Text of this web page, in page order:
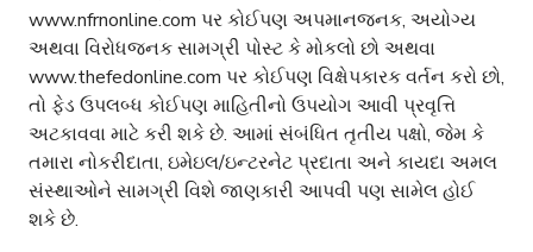
www.nfrnonline.com પર કોઈપણ અપમાનજનક, અયોગ્ય
અથવા વિરોધજનક સામગ્રી પોસ્ટ કે મોકલો છો અથવા
www.thefedonline.com પર કોઈપણ વિક્ષેપકારક વર્તન કરો છો,
તો ફેડ ઉપલબ્ધ કોઈપણ માહિતીનો ઉપયોગ આવી પ્રવૃત્તિ
અટકાવવા માટે કરી શકે છે. આમાં સંબંધિત તૃતીય પક્ષો, જેમ કે
તમારા નોકરીદાતા, ઇમેઇલ/ઇન્ટરનેટ પ્રદાતા અને કાયદા અમલ
સંસ્થાઓને સામગ્રી વિશે જાણકારી આપવી પણ સામેલ હોઈ
શકે છે.